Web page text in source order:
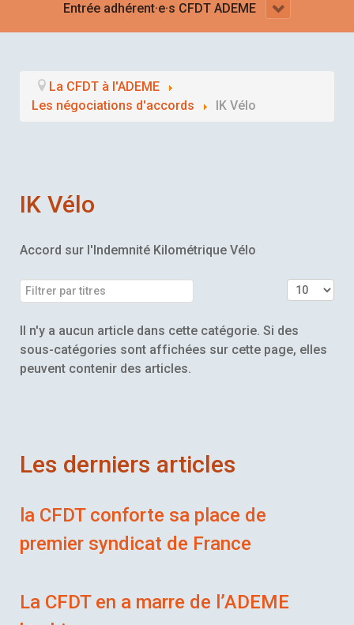
Entrée adhérent·e·s CFDT ADEME
La CFDT à l'ADEME
Les négociations d'accords
IK Vélo
IK Vélo
Accord sur l'Indemnité Kilométrique Vélo
Filtrer par titres Affichage
Il n'y a aucun article dans cette catégorie. Si des
sous-catégories sont affichées sur cette page, elles
peuvent contenir des articles.
Les derniers articles
la CFDT conforte sa place de
premier syndicat de France
La CFDT en a marre de l’ADEME